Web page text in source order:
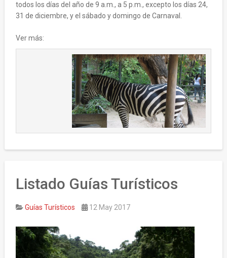
todos los días del año de 9 a.m., a 5 p.m., excepto los días 24,
31 de diciembre, y el sábado y domingo de Carnaval.
Ver más:
Listado Guías Turísticos
Guías Turísticos 12 May 2017